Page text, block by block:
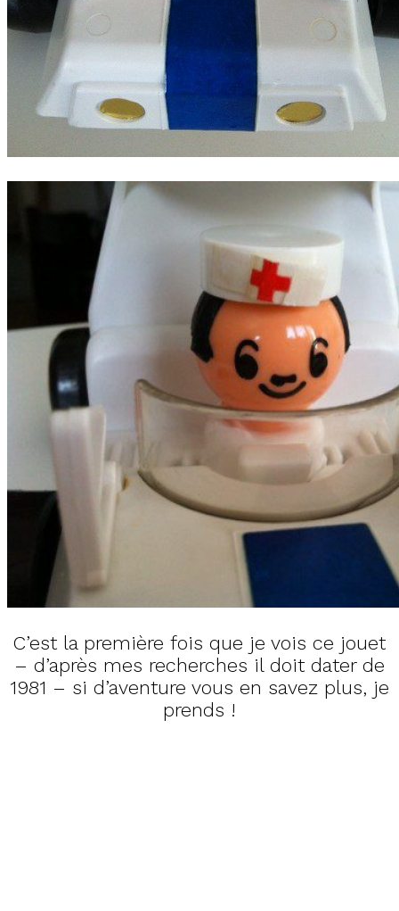
C’est la première fois que je vois ce jouet
– d’après mes recherches il doit dater de
1981 – si d’aventure vous en savez plus, je
prends !